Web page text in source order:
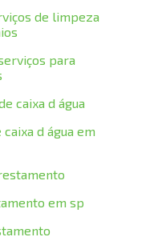
de limpeza
para
caixa d água
d água em
em sp